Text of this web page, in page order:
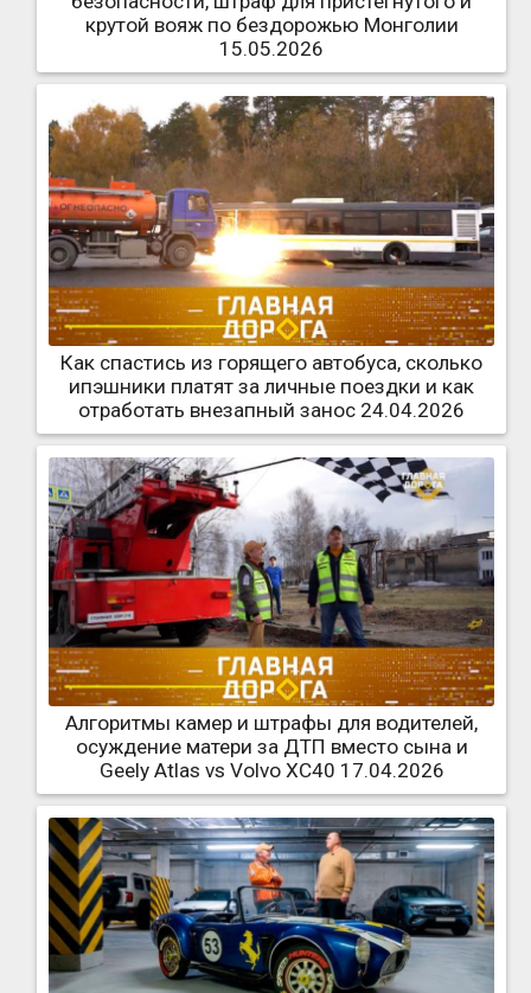
крутой вояж по бездорожью Монголии
15.05.2026
Как спастись из горящего автобуса, сколько
ипэшники платят за личные поездки и как
отработать внезапный занос 24.04.2026
Алгоритмы камер и штрафы для водителей,
осуждение матери за ДТП вместо сына и
Geely Atlas vs Volvo XC40 17.04.2026